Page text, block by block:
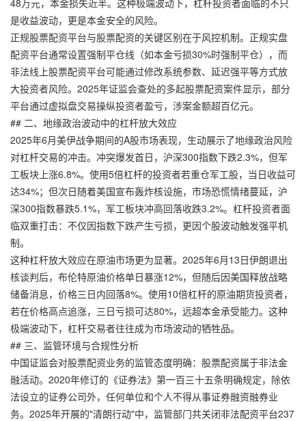
是收益波动，更是本金安全的风险。
正规股票配资平台与股票配资的关键区别在于风控机制。正规实盘
配资平台通常设置强制平仓线（如本金亏损30%时强制平仓），而
非法线上股票配资平台可能通过修改系统参数、延迟强平等方式放
大投资者风险。2025年证监会查处的多起股票配资案件显示，部分
平台通过虚拟盘交易操纵投资者盈亏，涉案金额超百亿元。
## 二、地缘政治波动中的杠杆放大效应
2025年6月美伊战争期间的A股市场表现，生动展示了地缘政治风险
对杠杆交易的冲击。冲突爆发首日，沪深300指数下跌2.3%，但军
工板块上涨6.8%。使用5倍杠杆的投资者若重仓军工股，当日收益可
达34%；但次日随着美国宣布轰炸核设施，市场恐慌情绪蔓延，沪
深300指数暴跌5.1%，军工板块冲高回落收跌3.2%。杠杆投资者面
临双重打击：不仅因指数下跌产生亏损，更因个股波动触发强平机
制。
这种杠杆放大效应在原油市场更为显著。2025年6月13日伊朗退出
核谈判后，布伦特原油价格单日暴涨12%，但随后因美国释放战略
储备消息，价格三日内回落8%。使用10倍杠杆的原油期货投资者，
若在价格高点追涨，三日亏损可达80%，远超本金承受能力。这种
极端波动下，杠杆交易者往往成为市场波动的牺牲品。
## 三、监管环境与合规性分析
中国证监会对股票配资业务的监管态度明确：股票配资属于非法金
融活动。2020年修订的《证券法》第一百三十五条明确规定，除依
法设立的证券公司外，任何单位和个人不得从事证券融资融券业
务。2025年开展的"清朗行动"中，监管部门共关闭非法配资平台237